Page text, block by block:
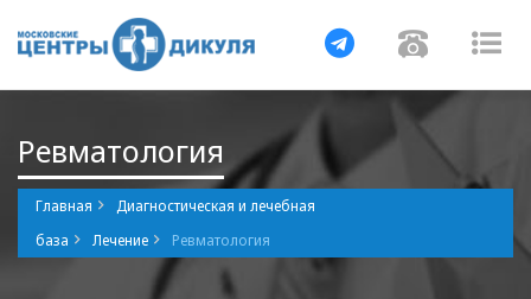
Навигация
Ревматология
Главная
Диагностическая и лечебная
база
Лечение Ревматология